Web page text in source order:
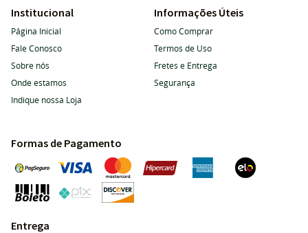
Institucional
Página Inicial
Fale Conosco
Sobre nós
Onde estamos
Indique nossa Loja
Informações Úteis
Como Comprar
Termos de Uso
Fretes e Entrega
Segurança
Formas de Pagamento
Entrega